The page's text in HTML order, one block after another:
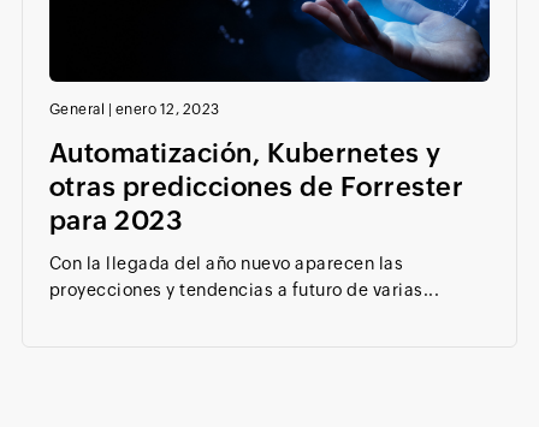
General enero 12, 2023
Automatización, Kubernetes y
otras predicciones de Forrester
para 2023
Con la llegada del año nuevo aparecen las
proyecciones y tendencias a futuro de varias...